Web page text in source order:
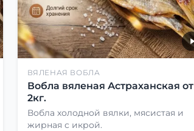
ВЯЛЕНАЯ ВОБЛА
Вобла вяленая Астраханская от
2кг.
Вобла холодной вялки, мясистая и
жирная с икрой.